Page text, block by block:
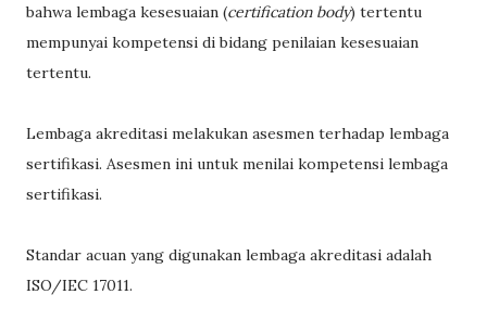
bahwa lembaga kesesuaian (certification body) tertentu
mempunyai kompetensi di bidang penilaian kesesuaian
tertentu.
Lembaga akreditasi melakukan asesmen terhadap lembaga
sertifikasi. Asesmen ini untuk menilai kompetensi lembaga
sertifikasi.
Standar acuan yang digunakan lembaga akreditasi adalah
ISO/IEC 17011.